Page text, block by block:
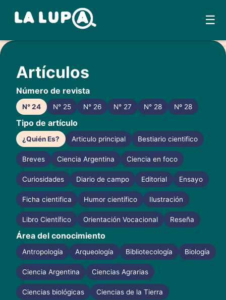
Skip
to
content
☰
Artículos
Número de revista
N° 24 N° 25 N° 26 N° 27 N° 28 Nº 28
Tipo de artículo
¿Quién Es? Articulo principal Bestiario cientifico
Breves Ciencia Argentina Ciencia en foco
Curiosidades Diario de campo Editorial Ensayo
Ficha cientifica Humor científico Ilustración
Libro Científico Orientación Vocacional Reseña
Área del conocimiento
Antropología Arqueología Bibliotecología Biología
Ciencia Argentina Ciencias Agrarias
Ciencias biológicas Ciencias de la Tierra